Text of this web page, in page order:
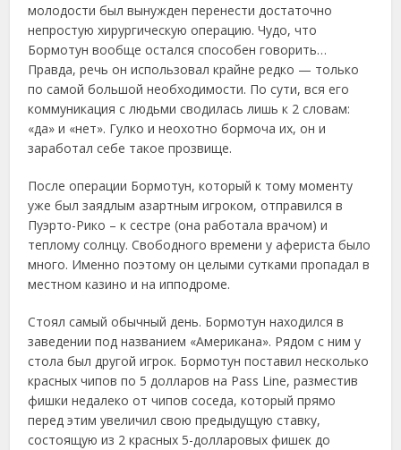
молодости был вынужден перенести достаточно
непростую хирургическую операцию. Чудо, что
Бормотун вообще остался способен говорить…
Правда, речь он использовал крайне редко — только
по самой большой необходимости. По сути, вся его
коммуникация с людьми сводилась лишь к 2 словам:
«да» и «нет». Гулко и неохотно бормоча их, он и
заработал себе такое прозвище.
После операции Бормотун, который к тому моменту
уже был заядлым азартным игроком, отправился в
Пуэрто-Рико – к сестре (она работала врачом) и
теплому солнцу. Свободного времени у афериста было
много. Именно поэтому он целыми сутками пропадал в
местном казино и на ипподроме.
Стоял самый обычный день. Бормотун находился в
заведении под названием «Американа». Рядом с ним у
стола был другой игрок. Бормотун поставил несколько
красных чипов по 5 долларов на Pass Line, разместив
фишки недалеко от чипов соседа, который прямо
перед этим увеличил свою предыдущую ставку,
состоящую из 2 красных 5-долларовых фишек до